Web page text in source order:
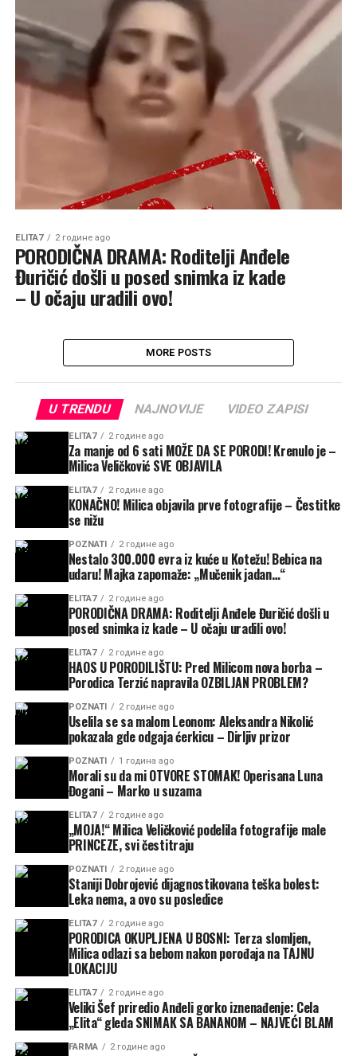
ELITA7 2 године ago
PORODIČNA DRAMA: Roditelji Anđele
Đuričić došli u posed snimka iz kade
– U očaju uradili ovo!
MORE POSTS
U TRENDU NAJNOVIJE VIDEO ZAPISI
ELITA7 2 године ago
Za manje od 6 sati MOŽE DA SE PORODI! Krenulo je –
Milica Veličković SVE OBJAVILA
ELITA7 2 године ago
KONAČNO! Milica objavila prve fotografije – Čestitke
se nižu
POZNATI 2 године ago
Nestalo 300.000 evra iz kuće u Kotežu! Bebica na
udaru! Majka zapomaže: „Mučenik jadan…“
ELITA7 2 године ago
PORODIČNA DRAMA: Roditelji Anđele Đuričić došli u
posed snimka iz kade – U očaju uradili ovo!
ELITA7 2 године ago
HAOS U PORODILIŠTU: Pred Milicom nova borba –
Porodica Terzić napravila OZBILJAN PROBLEM?
POZNATI 2 године ago
Uselila se sa malom Leonom: Aleksandra Nikolić
pokazala gde odgaja ćerkicu – Dirljiv prizor
POZNATI 1 година ago
Morali su da mi OTVORE STOMAK! Operisana Luna
Đogani – Marko u suzama
ELITA7 2 године ago
„MOJA!“ Milica Veličković podelila fotografije male
PRINCEZE, svi čestitraju
POZNATI 2 године ago
Staniji Dobrojević dijagnostikovana teška bolest:
Leka nema, a ovo su posledice
ELITA7 2 године ago
PORODICA OKUPLJENA U BOSNI: Terza slomljen,
Milica odlazi sa bebom nakon porođaja na TAJNU
LOKACIJU
ELITA7 2 године ago
Veliki Šef priredio Anđeli gorko iznenađenje: Cela
„Elita“ gleda SNIMAK SA BANANOM – NAJVEĆI BLAM
FARMA 2 године ago